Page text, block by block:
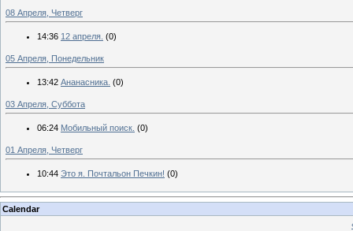
08 Апреля, Четверг
14:36 12 апреля. (0)
05 Апреля, Понедельник
13:42 Ананасника. (0)
03 Апреля, Суббота
06:24 Мобильный поиск. (0)
01 Апреля, Четверг
10:44 Это я. Почтальон Печкин! (0)
Calendar